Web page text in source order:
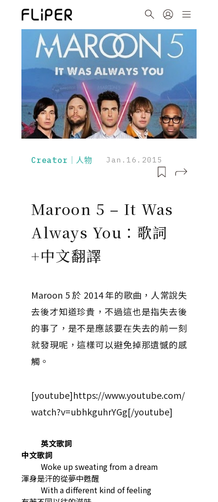
Creator｜人物 Jan.16.2015
Maroon 5 – It Was
Always You：歌詞
+中文翻譯
Maroon 5 於 2014 年的歌曲，人常說失
去後才知道珍貴，不過這也是指失去後
的事了，是不是應該要在失去的前一刻
就發現呢，這樣可以避免掉那遺憾的感
觸。
[youtube]https://www.youtube.com/
watch?v=ubhkguhrYGg[/youtube]
英文歌詞
中文歌詞
Woke up sweating from a dream
渾身是汗的從夢中甦醒
With a different kind of feeling